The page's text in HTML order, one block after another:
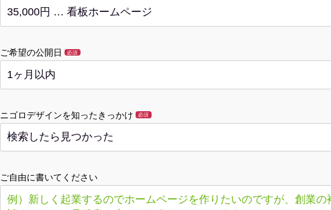
ご希望の公開日 必須
ニゴロデザインを知ったきっかけ 必須
ご自由に書いてください